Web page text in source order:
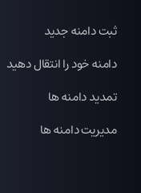
ثبت دامنه جدید
دامنه خود را انتقال دهید
تمدید دامنه ها
مدیریت دامنه ها